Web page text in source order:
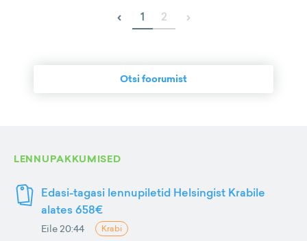
‹ 1 2 ›
Otsi foorumist
LENNUPAKKUMISED
Edasi-tagasi lennupiletid Helsingist Krabile
alates 658€
Eile 20:44 Krabi